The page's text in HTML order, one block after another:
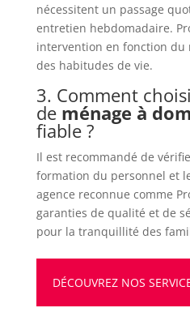
nécessitent un passage
entretien hebdomadaire.
intervention en fonction du
des habitudes de vie.
3. Comment
de ménage à
fiable ?
Il est recommandé de
formation du personnel et
agence reconnue comme
garanties de qualité et de
pour la tranquillité des
DÉCOUVREZ NOS